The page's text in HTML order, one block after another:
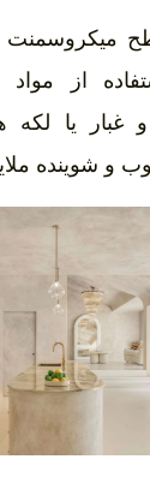
از
غبار یا
و شوینده